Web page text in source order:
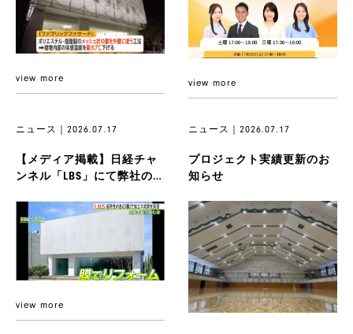
view more view more
ニュース｜2026.07.17
【メディア掲載】日経チャ
ンネル「LBS」にて弊社の膜
view more
ニュース｜2026.07.17
プロジェクト実績更新のお
知らせ